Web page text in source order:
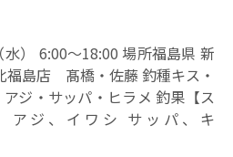
） 6:00〜18:00 場所福島県 新
福島店 髙橋・佐藤 釣種キス・
ジ・サッパ・ヒラメ 釣果【ス
アジ、イワシ サッパ、キ